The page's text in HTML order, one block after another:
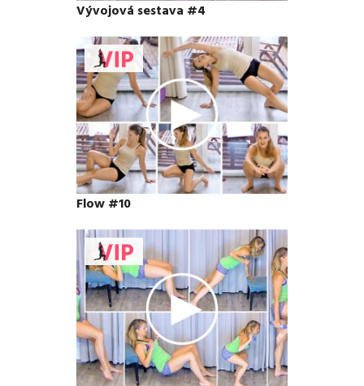
Vývojová sestava #4
Flow #10